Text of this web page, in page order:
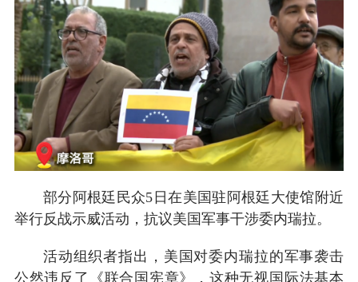
部分阿根廷民众5日在美国驻阿根廷大使馆附近
举行反战示威活动，抗议美国军事干涉委内瑞拉。
活动组织者指出，美国对委内瑞拉的军事袭击
公然违反了《联合国宪章》，这种无视国际法基本